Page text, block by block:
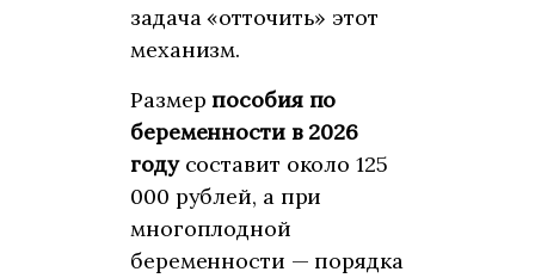
задача «отточить» этот
механизм.
Размер пособия по
беременности в 2026
годусоставит около 125
000 рублей, а при
многоплодной
беременности — порядка